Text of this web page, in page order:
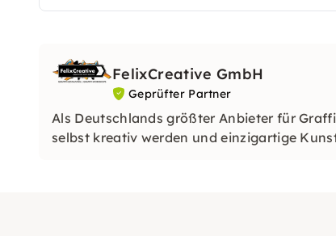
FelixCreative GmbH
Geprüfter Partner
Als Deutschlands größter Anbieter für
selbst kreativ werden und einzigartige